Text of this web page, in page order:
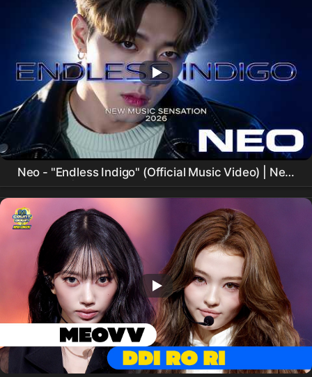
Neo - "Endless Indigo" (Official Music Video) | New
Artist | Korean boy |New Music Video 2026